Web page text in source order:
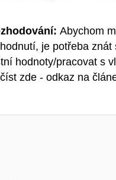
Abychom
je potřeba
hodnoty/pracovat s
zde - odkaz na